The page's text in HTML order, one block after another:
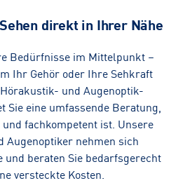
direkt in Ihrer Nähe
Bedürfnisse im Mittelpunkt –
Ihr Gehör oder Ihre Sehkraft
und Augenoptik-
Sie eine umfassende Beratung,
fachkompetent ist. Unsere
Augenoptiker nehmen sich
beraten Sie bedarfsgerecht
versteckte Kosten.